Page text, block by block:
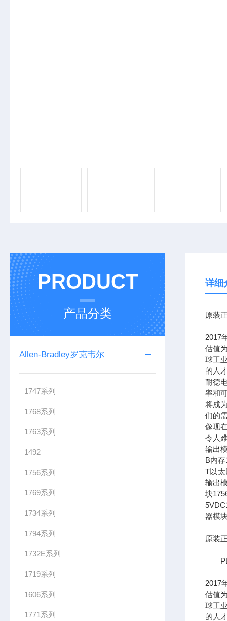
PRODUCT
产品分类
Allen-Bradley罗克韦尔
1747系列
1768系列
1763系列
1492
1756系列
1769系列
1734系列
1794系列
1732E系列
1719系列
1606系列
1771系列
详细
原装
2017
估值
球工
的人
耐德
率和
将成
们的
像现
令人
输出
B内
T以太
输出
块
器模
原装
PLC
2017
估值
球工
的人